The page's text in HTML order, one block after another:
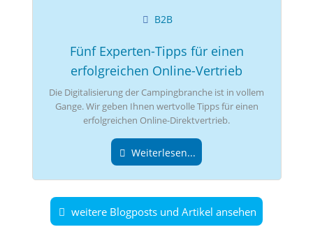
Fünf Experten-Tipps für einen
erfolgreichen Online-Vertrieb
B2B
Die Digitalisierung der Campingbranche ist in vollem
Gange. Wir geben Ihnen wertvolle Tipps für einen
erfolgreichen Online-Direktvertrieb.
Weiterlesen...
weitere Blogposts und Artikel ansehen